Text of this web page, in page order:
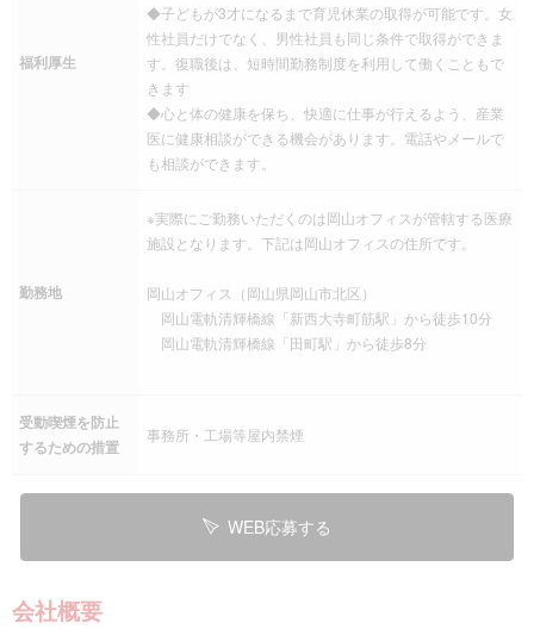
福利厚生
◆子どもが3才になるまで育児休業の取得が可能です。女
性社員だけでなく、男性社員も同じ条件で取得ができま
す。復職後は、短時間勤務制度を利用して働くこともで
きます
◆心と体の健康を保ち、快適に仕事が行えるよう、産業
医に健康相談ができる機会があります。電話やメールで
も相談ができます。
勤務地
※実際にご勤務いただくのは岡山オフィスが管轄する医療
施設となります。下記は岡山オフィスの住所です。
岡山オフィス（岡山県岡山市北区）
岡山電軌清輝橋線「新西大寺町筋駅」から徒歩10分
岡山電軌清輝橋線「田町駅」から徒歩8分
受動喫煙を防止
するための措置
事務所・工場等屋内禁煙
WEB応募する
会社概要